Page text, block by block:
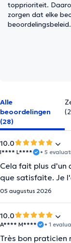
topprioriteit.
zorgen dat elke
beoordelingsbeleid.
Alle
beoordelingen
(28)
10.0
I**** L**** • 5
Cela fait plus d'un
que satisfaite. Je
05 augustus 2026
10.0
A**** M**** • 1
Très bon praticien